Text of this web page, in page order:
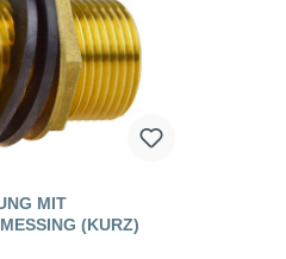
MIT
(KURZ)